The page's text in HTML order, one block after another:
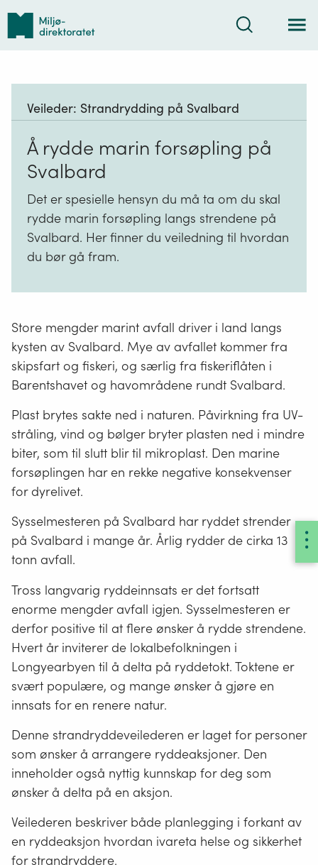
Tilbake
forsiden
Søk
Veileder: Strandrydding på Svalbard
Å rydde marin forsøpling på
Svalbard
Det er spesielle hensyn du må ta om du skal
rydde marin forsøpling langs strendene på
Svalbard. Her finner du veiledning til hvordan
du bør gå fram.
Store mengder marint avfall driver i land langs
kysten av Svalbard. Mye av avfallet kommer fra
skipsfart og fiskeri, og særlig fra fiskeriflåten i
Barentshavet og havområdene rundt Svalbard.
Plast brytes sakte ned i naturen. Påvirkning fra UV-
stråling, vind og bølger bryter plasten ned i mindre
biter, som til slutt blir til mikroplast. Den marine
forsøplingen har en rekke negative konsekvenser
for dyrelivet.
Sysselmesteren på Svalbard har ryddet strender
på Svalbard i mange år. Årlig rydder de cirka 13
tonn avfall.
Tross langvarig ryddeinnsats er det fortsatt
enorme mengder avfall igjen. Sysselmesteren er
derfor positive til at flere ønsker å rydde strendene.
Hvert år inviterer de lokalbefolkningen i
Longyearbyen til å delta på ryddetokt. Toktene er
svært populære, og mange ønsker å gjøre en
innsats for en renere natur.
Denne strandryddeveilederen er laget for personer
som ønsker å arrangere ryddeaksjoner. Den
inneholder også nyttig kunnskap for deg som
ønsker å delta på en aksjon.
Veilederen beskriver både planlegging i forkant av
en ryddeaksjon hvordan ivareta helse og sikkerhet
for strandryddere.